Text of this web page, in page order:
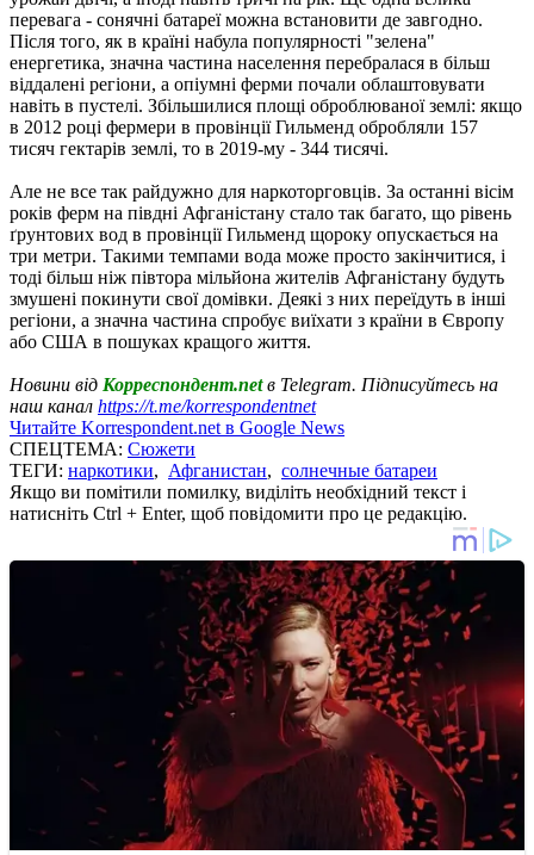
перевага - сонячні батареї можна встановити де завгодно.
Після того, як в країні набула популярності "зелена"
енергетика, значна частина населення перебралася в більш
віддалені регіони, а опіумні ферми почали облаштовувати
навіть в пустелі. Збільшилися площі оброблюваної землі: якщо
в 2012 році фермери в провінції Гильменд обробляли 157
тисяч гектарів землі, то в 2019-му - 344 тисячі.
Але не все так райдужно для наркоторговців. За останні вісім
років ферм на півдні Афганістану стало так багато, що рівень
ґрунтових вод в провінції Гильменд щороку опускається на
три метри. Такими темпами вода може просто закінчитися, і
тоді більш ніж півтора мільйона жителів Афганістану будуть
змушені покинути свої домівки. Деякі з них переїдуть в інші
регіони, а значна частина спробує виїхати з країни в Європу
або США в пошуках кращого життя.
Новини від Корреспондент.netв Telegram. Підписуйтесь на
наш канал https://t.me/korrespondentnet
Читайте Korrespondent.net в Google News
СПЕЦТЕМА: Сюжети
ТЕГИ: наркотики, Афганистан, солнечные батареи
Якщо ви помітили помилку, виділіть необхідний текст і
натисніть Ctrl + Enter, щоб повідомити про це редакцію.